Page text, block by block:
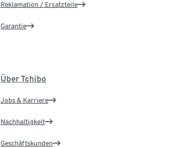
Reklamation / Ersatzteile
Garantie
Über Tchibo
Jobs & Karriere
Nachhaltigkeit
Geschäftskunden